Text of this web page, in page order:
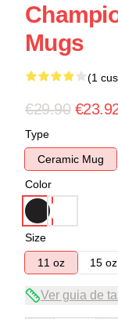
Mugs
(1
€29.90
Type
Ceramic Mug
Color
Size
11 oz
15 oz
Ver guia de